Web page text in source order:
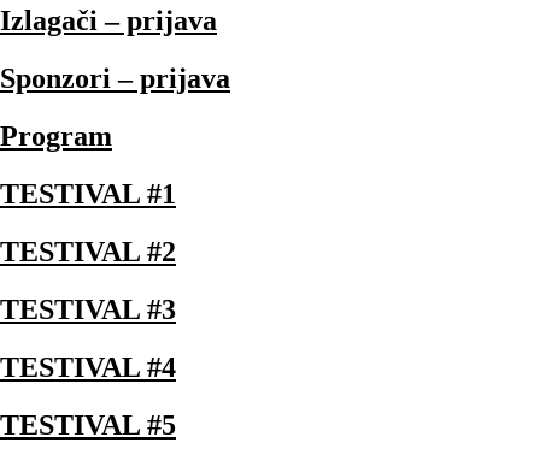
Izlagači – prijava
Sponzori – prijava
Program
TESTIVAL #1
TESTIVAL #2
TESTIVAL #3
TESTIVAL #4
TESTIVAL #5